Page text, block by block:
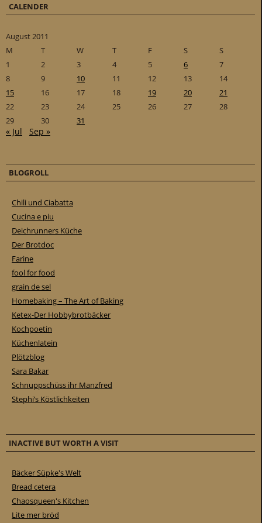
CALENDER
August 2011
M
T W T F S
S
1
2 3 4 5 6
7
8
9 10 11 12 13
14
15
16 17 18 19 20
21
22
23 24 25 26 27
28
29
30 31
« Jul Sep »
BLOGROLL
Chili und Ciabatta
Cucina e piu
Deichrunners Küche
Der Brotdoc
Farine
fool for food
grain de sel
Homebaking – The Art of Baking
Ketex-Der Hobbybrotbäcker
Kochpoetin
Küchenlatein
Plötzblog
Sara Bakar
Schnuppschüss ihr Manzfred
Stephi’s Köstlichkeiten
INACTIVE BUT WORTH A VISIT
Bäcker Süpke's Welt
Bread cetera
Chaosqueen's Kitchen
Lite mer bröd